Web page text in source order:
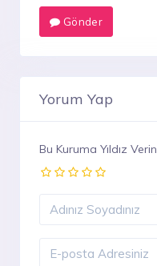
Gönder
Yorum Yap
Bu Kuruma Yıldız Verin